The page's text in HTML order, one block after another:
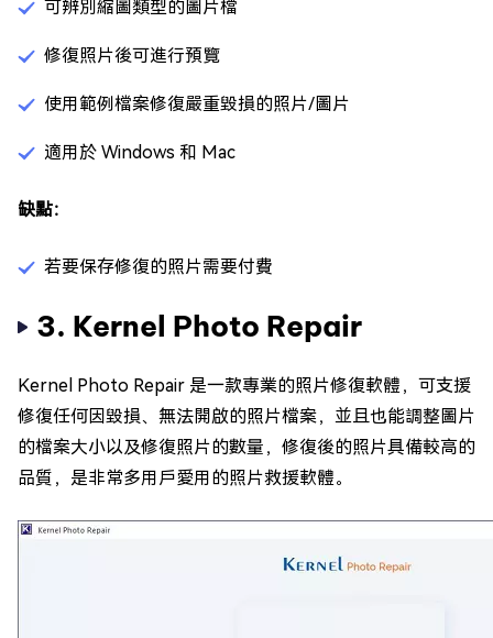
可辨別縮圖類型的圖片檔
修復照片後可進行預覽
使用範例檔案修復嚴重毀損的照片/圖片
適用於 Windows 和 Mac
缺點：
若要保存修復的照片需要付費
3. Kernel Photo Repair
Kernel Photo Repair 是一款專業的照片修復軟體，可支援
修復任何因毀損、無法開啟的照片檔案，並且也能調整圖片
的檔案大小以及修復照片的數量，修復後的照片具備較高的
品質，是非常多用戶愛用的照片救援軟體。